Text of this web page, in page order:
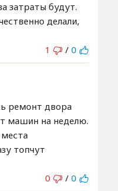
затраты будут.
делали,
1
/ 0
ремонт двора
машин на неделю.
топчут
0
/ 0